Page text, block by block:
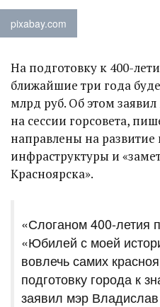
pixabay.com
На подготовку к 400-
ближайшие три года
млрд руб. Об этом
на сессии горсовета,
направлены на развитие
инфраструктуры и
Красноярска».
«Слоганом 400-летия
«Юбилей с моей
вовлечь самих
подготовку города к
заявил мэр